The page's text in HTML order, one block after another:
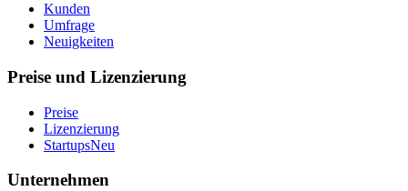
Kunden
Umfrage
Neuigkeiten
Preise und Lizenzierung
Preise
Lizenzierung
StartupsNeu
Unternehmen